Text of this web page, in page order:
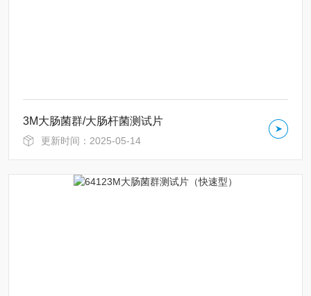
3M大肠菌群/大肠杆菌测试片
更新时间：2025-05-14